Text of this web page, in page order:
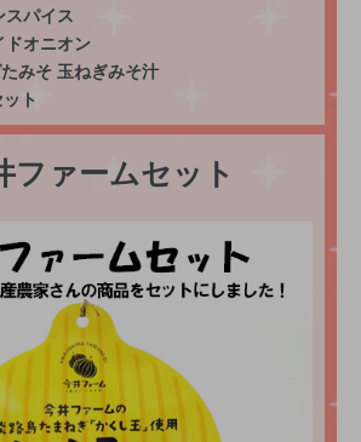
スパイス
ドオニオン
みそ 玉ねぎみそ汁
ト
ファームセット